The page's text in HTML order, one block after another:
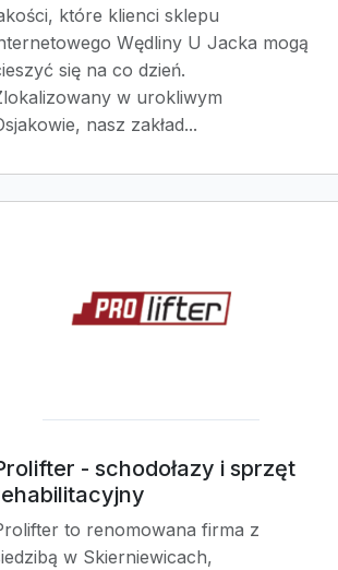
które klienci sklepu
Wędliny U Jacka mogą
się na co dzień.
w urokliwym
nasz zakład...
- schodołazy i sprzęt
to renomowana firma z
w Skierniewicach,